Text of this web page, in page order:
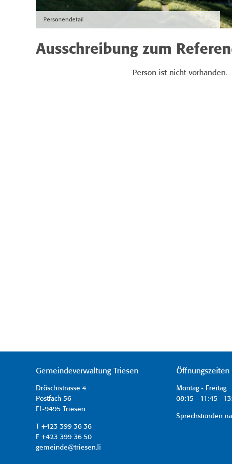
Personendetail
Ausschreibung zum
Person ist nicht vorhanden.
Gemeindeverwaltung Triesen
Dröschistrasse 4
Postfach 56
FL-9495 Triesen
T +423 399 36 36
F +423 399 36 50
gemeinde@triesen.li
Öffnungszeiten
Montag - Freitag
08:15 - 11:45
Sprechstunden